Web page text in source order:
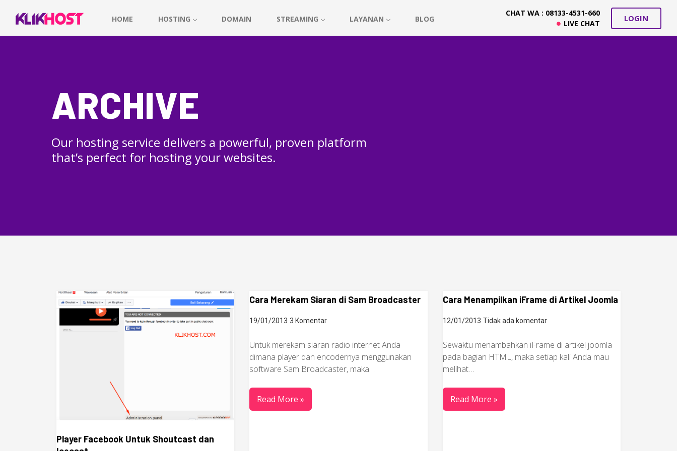
HOME HOSTING DOMAIN STREAMING LAYANAN BLOG
CHAT WA : 08133-4531-660
LIVE CHAT
LOGIN
ARCHIVE
Our hosting service delivers a powerful, proven platform
that’s perfect for hosting your websites.
Player Facebook Untuk Shoutcast dan
Cara Merekam Siaran di Sam Broadcaster
19/01/2013 3 Komentar
Untuk merekam siaran radio internet Anda
dimana player dan encodernya menggunakan
software Sam Broadcaster, maka…
Read More »
Cara Menampilkan iFrame di Artikel Joomla
12/01/2013 Tidak ada komentar
Sewaktu menambahkan iFrame di artikel joomla
pada bagian HTML, maka setiap kali Anda mau
melihat…
Read More »